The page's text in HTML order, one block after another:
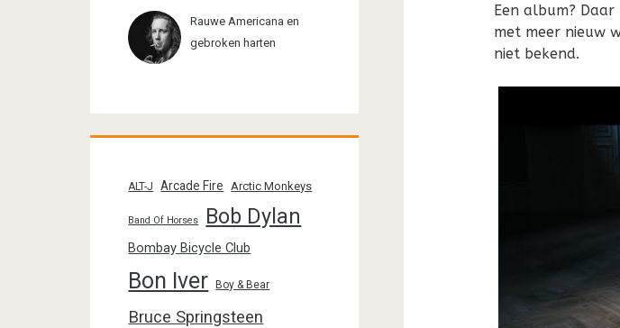
Een album?
met meer nieuw
niet bekend.
Rauwe Americana en
gebroken harten
ALT-J Arcade Fire Arctic Monkeys
Band Of Horses Bob Dylan
Bombay Bicycle Club
Bon Iver Boy & Bear
Bruce Springsteen